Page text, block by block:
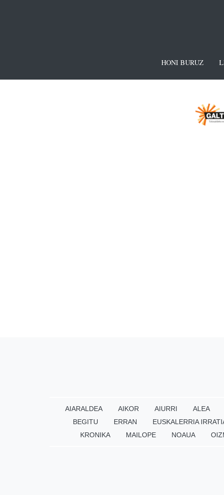
HONI BURUZ
AIARALDEA AIKOR AIURRI ALEA
BEGITU
ERRAN EUSKALERRIA
KRONIKA
MAILOPE NOAUA